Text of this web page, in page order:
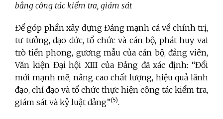
bằng công tác kiểm tra, giám sát
Để góp phần xây dựng Đảng mạnh cả về chính trị,
tư tưởng, đạo đức, tổ chức và cán bộ, phát huy vai
trò tiền phong, gương mẫu của cán bộ, đảng viên,
Văn kiện Đại hội XIII của Đảng đã xác định: “Đổi
mới mạnh mẽ, nâng cao chất lượng, hiệu quả lãnh
đạo, chỉ đạo và tổ chức thực hiện công tác kiểm tra,
giám sát và kỷ luật đảng”(5).